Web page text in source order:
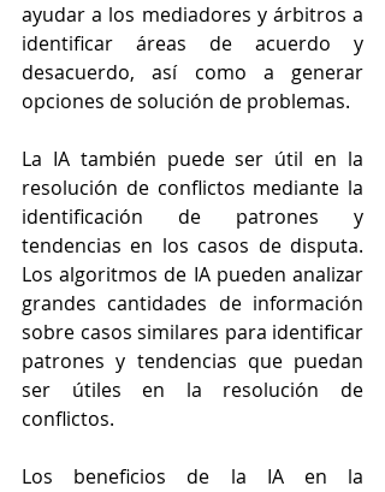
ayudar a los mediadores y árbitros a
identificar áreas de acuerdo y
desacuerdo, así como a generar
opciones de solución de problemas.
La IA también puede ser útil en la
resolución de conflictos mediante la
identificación de patrones y
tendencias en los casos de disputa.
Los algoritmos de IA pueden analizar
grandes cantidades de información
sobre casos similares para identificar
patrones y tendencias que puedan
ser útiles en la resolución de
conflictos.
Los beneficios de la IA en la